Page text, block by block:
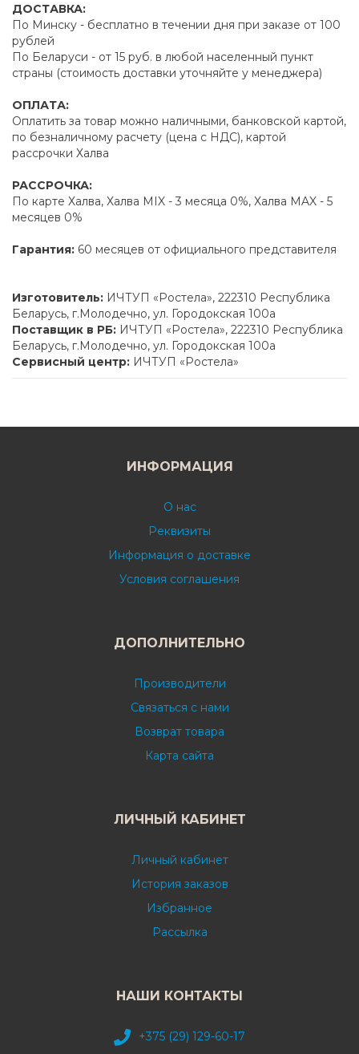
ДОСТАВКА:
По Минску - бесплатно в течении дня при заказе от 100
рублей
По Беларуси - от 15 руб. в любой населенный пункт
страны (стоимость доставки уточняйте у менеджера)
ОПЛАТА:
Оплатить за товар можно наличными, банковской картой,
по безналичному расчету (цена с НДС), картой
рассрочки Халва
РАССРОЧКА:
По карте Халва, Халва MIX - 3 месяца 0%, Халва MAX - 5
месяцев 0%
Гарантия: 60 месяцев от официального представителя
Изготовитель: ИЧТУП «Ростела», 222310 Республика
Беларусь, г.Молодечно, ул. Городокская 100а
Поставщик в РБ: ИЧТУП «Ростела», 222310 Республика
Беларусь, г.Молодечно, ул. Городокская 100а
Сервисный центр: ИЧТУП «Ростела»
ИНФОРМАЦИЯ
О нас
Реквизиты
Информация о доставке
Условия соглашения
ДОПОЛНИТЕЛЬНО
Производители
Связаться с нами
Возврат товара
Карта сайта
ЛИЧНЫЙ КАБИНЕТ
Личный кабинет
История заказов
Избранное
Рассылка
НАШИ КОНТАКТЫ
+375 (29) 129-60-17